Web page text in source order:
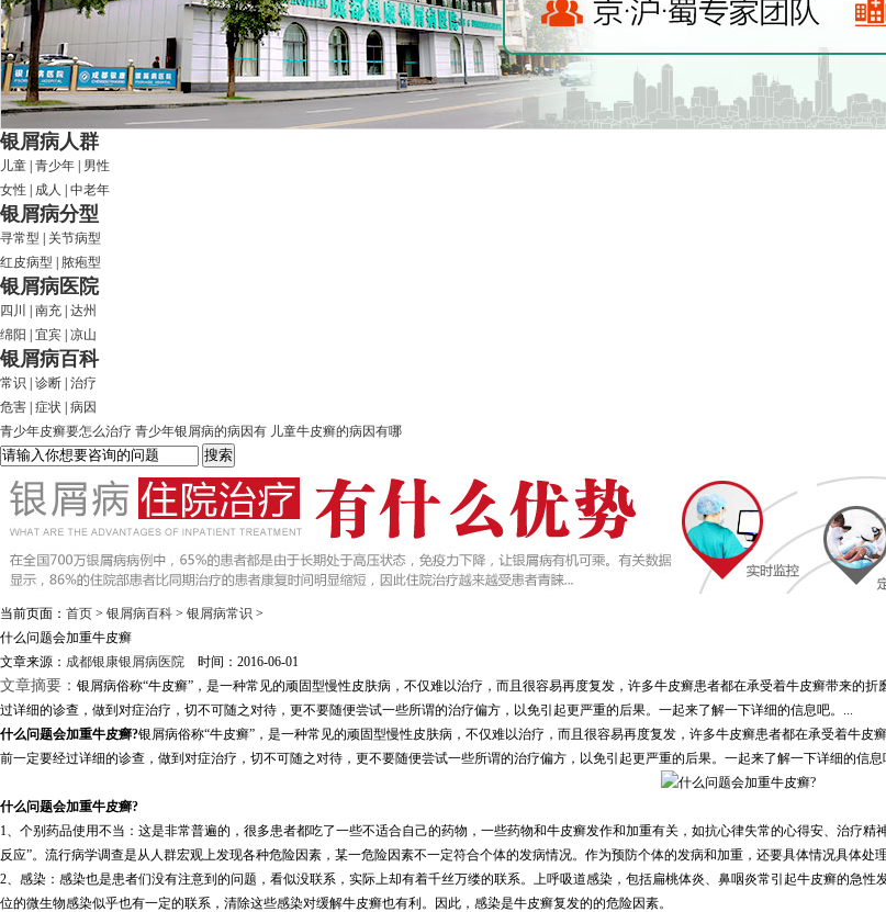
银屑病人群
儿童 青少年
男性
女性
成人 中老年
银屑病分型
寻常型
关节病型
红皮病型
脓疱型
银屑病医院
四川 南充 达州
绵阳
宜宾 凉山
银屑病百科
常识 诊断 治疗
危害 症状 病因
青少年皮癣要怎么治疗 青少年银屑病的病因有 儿童牛皮癣的病因有哪
当前页面： 首页 > 银屑病百科 > 银屑病常识 >
什么问题会加重牛皮癣
文章来源： 成都银康银屑病医院 时间：2016-06-01
文章摘要： 银屑病俗称“牛皮癣”，是一种常见的顽固型慢性皮肤病，不仅难以治疗，而且很容易再度复发，许多牛皮癣患者都在承受着牛皮癣带来的
过详细的诊查，做到对症治疗，切不可随之对待，更不要随便尝试一些所谓的治疗偏方，以免引起更严重的后果。一起来了解一下详细的信息吧。...
什么问题会加重牛皮癣?银屑病俗称“牛皮癣”，是一种常见的顽固型慢性皮肤病，不仅难以治疗，而且很容易再度复发，许多牛皮癣患者都在承受着牛皮癣
前一定要经过详细的诊查，做到对症治疗，切不可随之对待，更不要随便尝试一些所谓的治疗偏方，以免引起更严重的后果。一起来了解一下详细的信息
什么问题会加重牛皮癣?
1、个别药品使用不当：这是非常普遍的，很多患者都吃了一些不适合自己的药物，一些药物和牛皮癣发作和加重有关，如抗心律失常的心得安、治疗
反应”。流行病学调查是从人群宏观上发现各种危险因素，某一危险因素不一定符合个体的发病情况。作为预防个体的发病和加重，还要具体情况具体处
2、感染：感染也是患者们没有注意到的问题，看似没联系，实际上却有着千丝万缕的联系。上呼吸道感染，包括扁桃体炎、鼻咽炎常引起牛皮癣的急
位的微生物感染似乎也有一定的联系，清除这些感染对缓解牛皮癣也有利。因此，感染是牛皮癣复发的的危险因素。